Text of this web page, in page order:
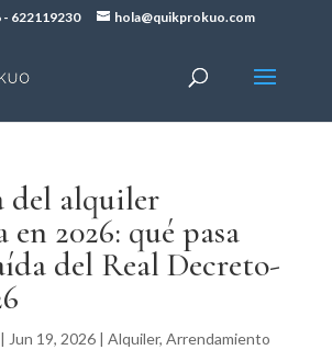
- 622119230 hola@quikprokuo.com
del alquiler
en 2026: qué pasa
del Real Decreto-
| Jun 19, 2026| Alquiler, Arrendamiento